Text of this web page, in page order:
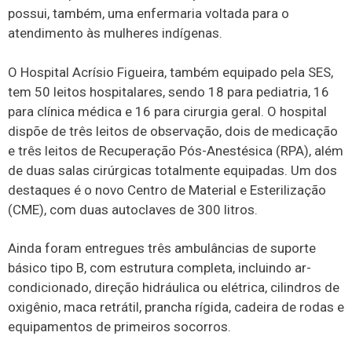
possui, também, uma enfermaria voltada para o
atendimento às mulheres indígenas.
O Hospital Acrísio Figueira, também equipado pela SES,
tem 50 leitos hospitalares, sendo 18 para pediatria, 16
para clínica médica e 16 para cirurgia geral. O hospital
dispõe de três leitos de observação, dois de medicação
e três leitos de Recuperação Pós-Anestésica (RPA), além
de duas salas cirúrgicas totalmente equipadas. Um dos
destaques é o novo Centro de Material e Esterilização
(CME), com duas autoclaves de 300 litros.
Ainda foram entregues três ambulâncias de suporte
básico tipo B, com estrutura completa, incluindo ar-
condicionado, direção hidráulica ou elétrica, cilindros de
oxigênio, maca retrátil, prancha rígida, cadeira de rodas e
equipamentos de primeiros socorros.